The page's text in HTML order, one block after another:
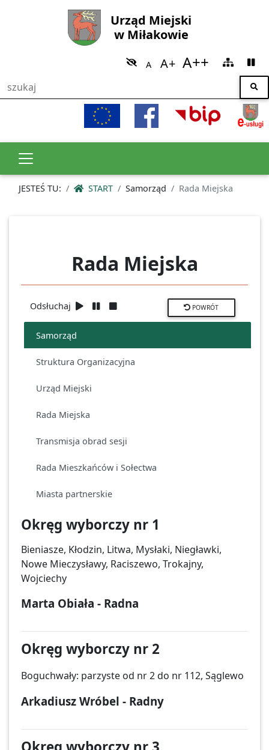
Urząd Miejski
w Miłakowie
JESTEŚ TU: START Samorząd Rada Miejska
Rada Miejska
Odsłuchaj POWRÓT
Samorząd
Struktura Organizacyjna
Urząd Miejski
Rada Miejska
Transmisja obrad sesji
Rada Mieszkańców i Sołectwa
Miasta partnerskie
Okręg wyborczy nr 1
Bieniasze, Kłodzin, Litwa, Mysłaki, Niegławki,
Nowe Mieczysławy, Raciszewo, Trokajny,
Wojciechy
Marta Obiała - Radna
Okręg wyborczy nr 2
Boguchwały: parzyste od nr 2 do nr 112, Sąglewo
Arkadiusz Wróbel - Radny